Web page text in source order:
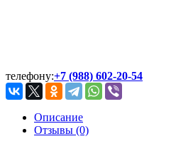
телефону:+7 (988) 602-20-54
Описание
Отзывы (0)